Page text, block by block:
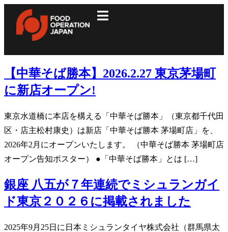
【中華そば勝本】2026.2.27 東京茅場町
に新店オープン!
東京⽔道橋に本店を構える「中華そば勝本」（東京都千代田
区・店主松村康史）は新店「中華そば勝本 茅場町店」を、
2026年2月にオープンいたします。 （中華そば勝本 茅場町店
オープン告知ポスター） ●「中華そば勝本」とは […]
銀座 八五が７年連続でミシュランガイ
ド東京２０２６に掲載されました
2025年9月25日に日本ミシュランタイヤ株式会社（群馬県太